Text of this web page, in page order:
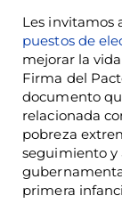
Les invitamos
puestos de
mejorar la
Firma del
documento
relacionada
pobreza
seguimiento y
primera